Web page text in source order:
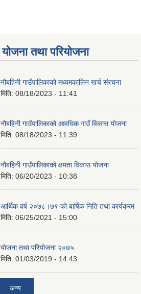
योजना तथा परियोजना
नौबहिनी गाउँपालिकाको मध्यमकालिन खर्च संरचना
मिति: 08/18/2023 - 11:41
नौबहिनी गाउँपालिकाको आवधिक गाउँ विकास योजना
मिति: 08/18/2023 - 11:39
नौबहिनी गाउँपालिकाको क्षमता विकास योजना
मिति: 06/20/2023 - 10:38
आर्थिक वर्ष २०७८।७९ काे बार्षिक निति तथा कार्यक्रम
मिति: 06/25/2021 - 15:00
याेजना तथा परियाेजना २०७५
मिति: 01/03/2019 - 14:43
अन्य